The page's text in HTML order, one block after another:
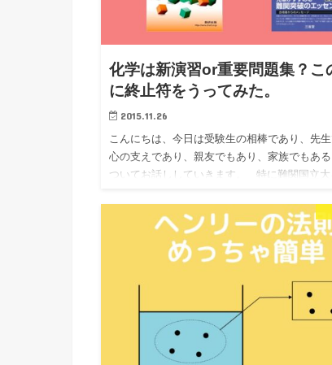
化学は新演習or重要問題集？こ
に終止符をうってみた。
2015.11.26
こんにちは、今日は受験生の相棒であり、先生
心の支えであり、親友でもあり、家族でもあ
ついてお話ししていきます。 特に難関国立大